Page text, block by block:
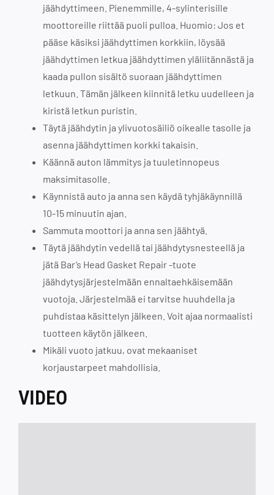
jäähdyttimeen. Pienemmille, 4-sylinterisille
moottoreille riittää puoli pulloa. Huomio: Jos et
pääse käsiksi jäähdyttimen korkkiin, löysää
jäähdyttimen letkua jäähdyttimen yläliitännästä ja
kaada pullon sisältö suoraan jäähdyttimen
letkuun. Tämän jälkeen kiinnitä letku uudelleen ja
kiristä letkun puristin.
Täytä jäähdytin ja ylivuotosäiliö oikealle tasolle ja
asenna jäähdyttimen korkki takaisin.
Käännä auton lämmitys ja tuuletinnopeus
maksimitasolle.
Käynnistä auto ja anna sen käydä tyhjäkäynnillä
10-15 minuutin ajan.
Sammuta moottori ja anna sen jäähtyä.
Täytä jäähdytin vedellä tai jäähdytysnesteellä ja
jätä Bar’s Head Gasket Repair -tuote
jäähdytysjärjestelmään ennaltaehkäisemään
vuotoja. Järjestelmää ei tarvitse huuhdella ja
puhdistaa käsittelyn jälkeen. Voit ajaa normaalisti
tuotteen käytön jälkeen.
Mikäli vuoto jatkuu, ovat mekaaniset
korjaustarpeet mahdollisia.
VIDEO